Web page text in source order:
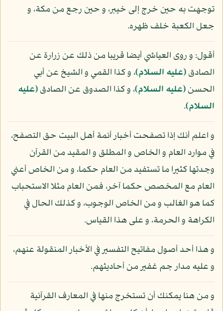
توجهت به حين خرج إلى خيبر، و حين رجع من مكة، و
جعل الكعبة خلف ظهره.
أقول: و روى العياشي أيضا قريبا من ذلك عن زرارة عن
الصادق(عليه السلام)، و كذا القمي و الشيخ عن أبي
الحسن(عليه السلام)، و كذا الصدوق عن الصادق(عليه
السلام).
و اعلم أنك إذا تصفحت أخبار أئمة أهل البيت حق التصفح،
في موارد العام و الخاص و المطلق و المقيد من القرآن
وجدتها كثيرا ما تستفيد من العام حكما، و من الخاص أعني
العام مع المخصص حكما آخر، فمن العام مثلا الاستحباب
كما هو الغالب و من الخاص الوجوب، و كذلك الحال في
الكراهة و الحرمة، و على هذا القياس.
و هذا أحد أصول مفاتيح التفسير في الأخبار المنقولة عنهم،
و عليه مدار جم غفير من أحاديثهم.
و من هنا يمكنك أن تستخرج منها في المعارف القرآنية